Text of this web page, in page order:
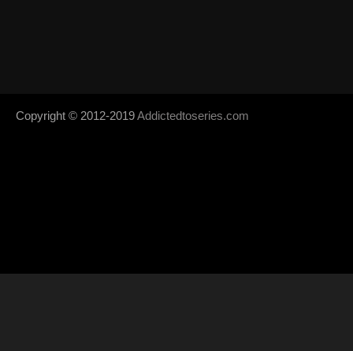
Copyright © 2012-2019Addictedtoseries.com